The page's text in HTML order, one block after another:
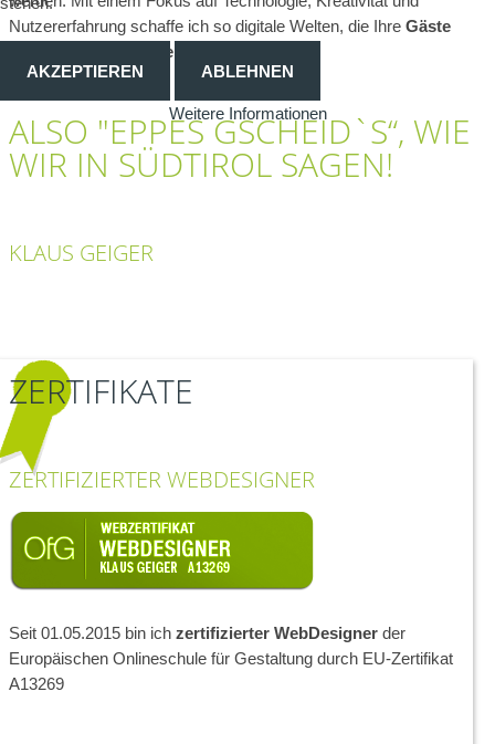
Nutzererfahrung schaffe ich so digitale Welten, die Ihre Gäste
und Kunden begeistern und faszinieren
ALSO "EPPES GSCHEID`S“, WIE
WIR IN SÜDTIROL SAGEN!
KLAUS GEIGER
ZERTIFIKATE
ZERTIFIZIERTER WEBDESIGNER
Seit 01.05.2015 bin ich zertifizierter WebDesigner der
Europäischen Onlineschule für Gestaltung durch EU-Zertifikat
A13269
AKZEPTIEREN ABLEHNEN
Weitere Informationen